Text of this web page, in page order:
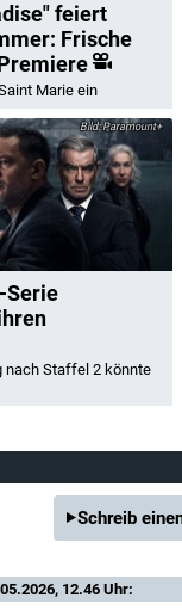
feiert
Frische
Marie ein
Paramount+
Serie
nach Staffel 2 könnte
Schreib
12.46 Uhr: